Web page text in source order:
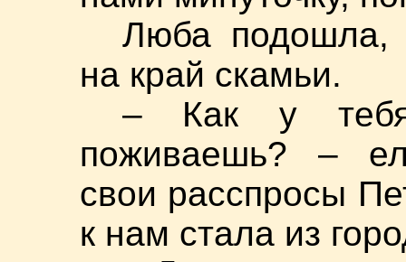
Люба подошла,
на край скамьи.
– Как у
поживаешь? –
свои расспросы
к нам стала из